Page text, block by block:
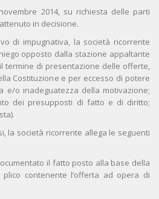
2014, su richiesta delle parti
in decisione.
di impugnativa, la società ricorrente
opposto dalla stazione appaltante
termine di presentazione delle offerte,
Costituzione e per eccesso di potere
e/o inadeguatezza della motivazione;
dei presupposti di fatto e di diritto;
la società ricorrente allega le seguenti
il fatto posto alla base della
contenente l’offerta ad opera di